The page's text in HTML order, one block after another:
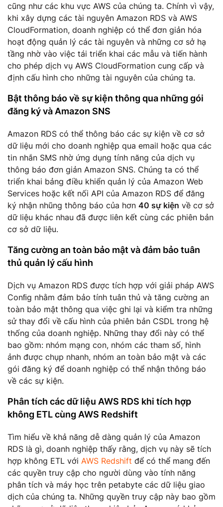
cũng như các khu vực AWS của chúng ta. Chính vì vậy,
khi xây dựng các tài nguyên Amazon RDS và AWS
CloudFormation, doanh nghiệp có thể đơn giản hóa
hoạt động quản lý các tài nguyên và những cơ sở hạ
tầng nhờ vào việc tái triển khai các mẫu và tiến hành
cho phép dịch vụ AWS CloudFormation cung cấp và
định cấu hình cho những tài nguyên của chúng ta.
Bật thông báo về sự kiện thông qua những gói
đăng ký và Amazon SNS
Amazon RDS có thể thông báo các sự kiện về cơ sở
dữ liệu mới cho doanh nghiệp qua email hoặc qua các
tin nhắn SMS nhờ ứng dụng tính năng của dịch vụ
thông báo đơn giản Amazon SNS. Chúng ta có thể
triển khai bảng điều khiển quản lý của Amazon Web
Services hoặc kết nối API của Amazon RDS để đăng
ký nhận nhũng thông báo của hơn 40 sự kiện về cơ sở
dữ liệu khác nhau đã được liên kết cùng các phiên bản
cơ sở dữ liệu.
Tăng cường an toàn bảo mật và đảm bảo tuân
thủ quản lý cấu hình
Dịch vụ Amazon RDS được tích hợp với giải pháp AWS
Conﬁg nhằm đảm bảo tính tuân thủ và tăng cường an
toàn bảo mật thông qua việc ghi lại và kiểm tra những
sử thay đổi về cấu hình của phiên bản CSDL trong hệ
thống của doanh nghiệp. Những thay đổi này có thể
bao gồm: nhóm mạng con, nhóm các tham số, hình
ảnh được chụp nhanh, nhóm an toàn bảo mật và các
gói đăng ký để doanh nghiệp có thể nhận thông báo
về các sự kiện.
Phân tích các dữ liệu AWS RDS khi tích hợp
không ETL cùng AWS Redshift
Tìm hiểu về khả năng dễ dàng quản lý của Amazon
RDS là gì, doanh nghiệp thấy rằng, dịch vụ này sẽ tích
hợp không ETL với AWS Redshift để có thể mang đến
các quyền truy cập cho người dùng vào tính năng
phân tích và máy học trên petabyte các dữ liệu giao
dịch của chúng ta. Những quyền truy cập này bao gồm